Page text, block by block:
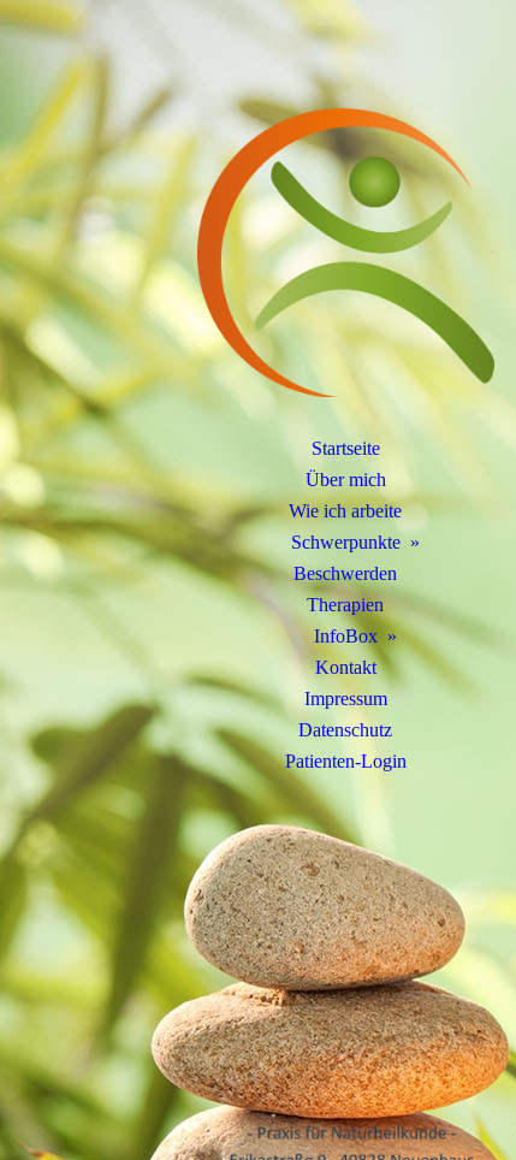
Startseite
Über mich
Wie ich arbeite
Schwerpunkte
Beschwerden
Therapien
InfoBox
Kontakt
Impressum
Datenschutz
Patienten-Login